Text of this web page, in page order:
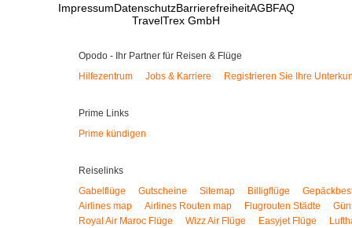
ImpressumDatenschutzBarrierefreiheitAGBFAQ
TravelTrex GmbH